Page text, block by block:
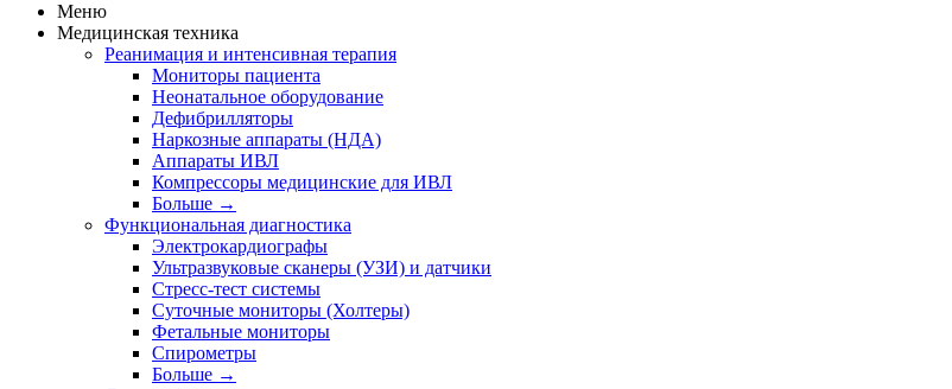
Меню
Медицинская техника
Реанимация и интенсивная терапия
Мониторы пациента
Неонатальное оборудование
Дефибрилляторы
Наркозные аппараты (НДА)
Аппараты ИВЛ
Компрессоры медицинские для ИВЛ
Больше →
Функциональная диагностика
Электрокардиографы
Ультразвуковые сканеры (УЗИ) и датчики
Стресс-тест системы
Суточные мониторы (Холтеры)
Фетальные мониторы
Спирометры
Больше →